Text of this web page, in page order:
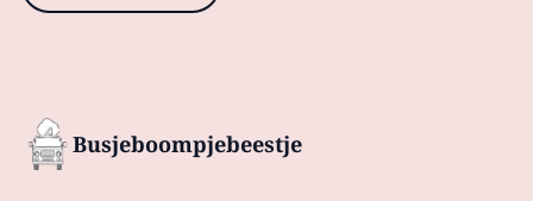
Busjeboompjebeestje